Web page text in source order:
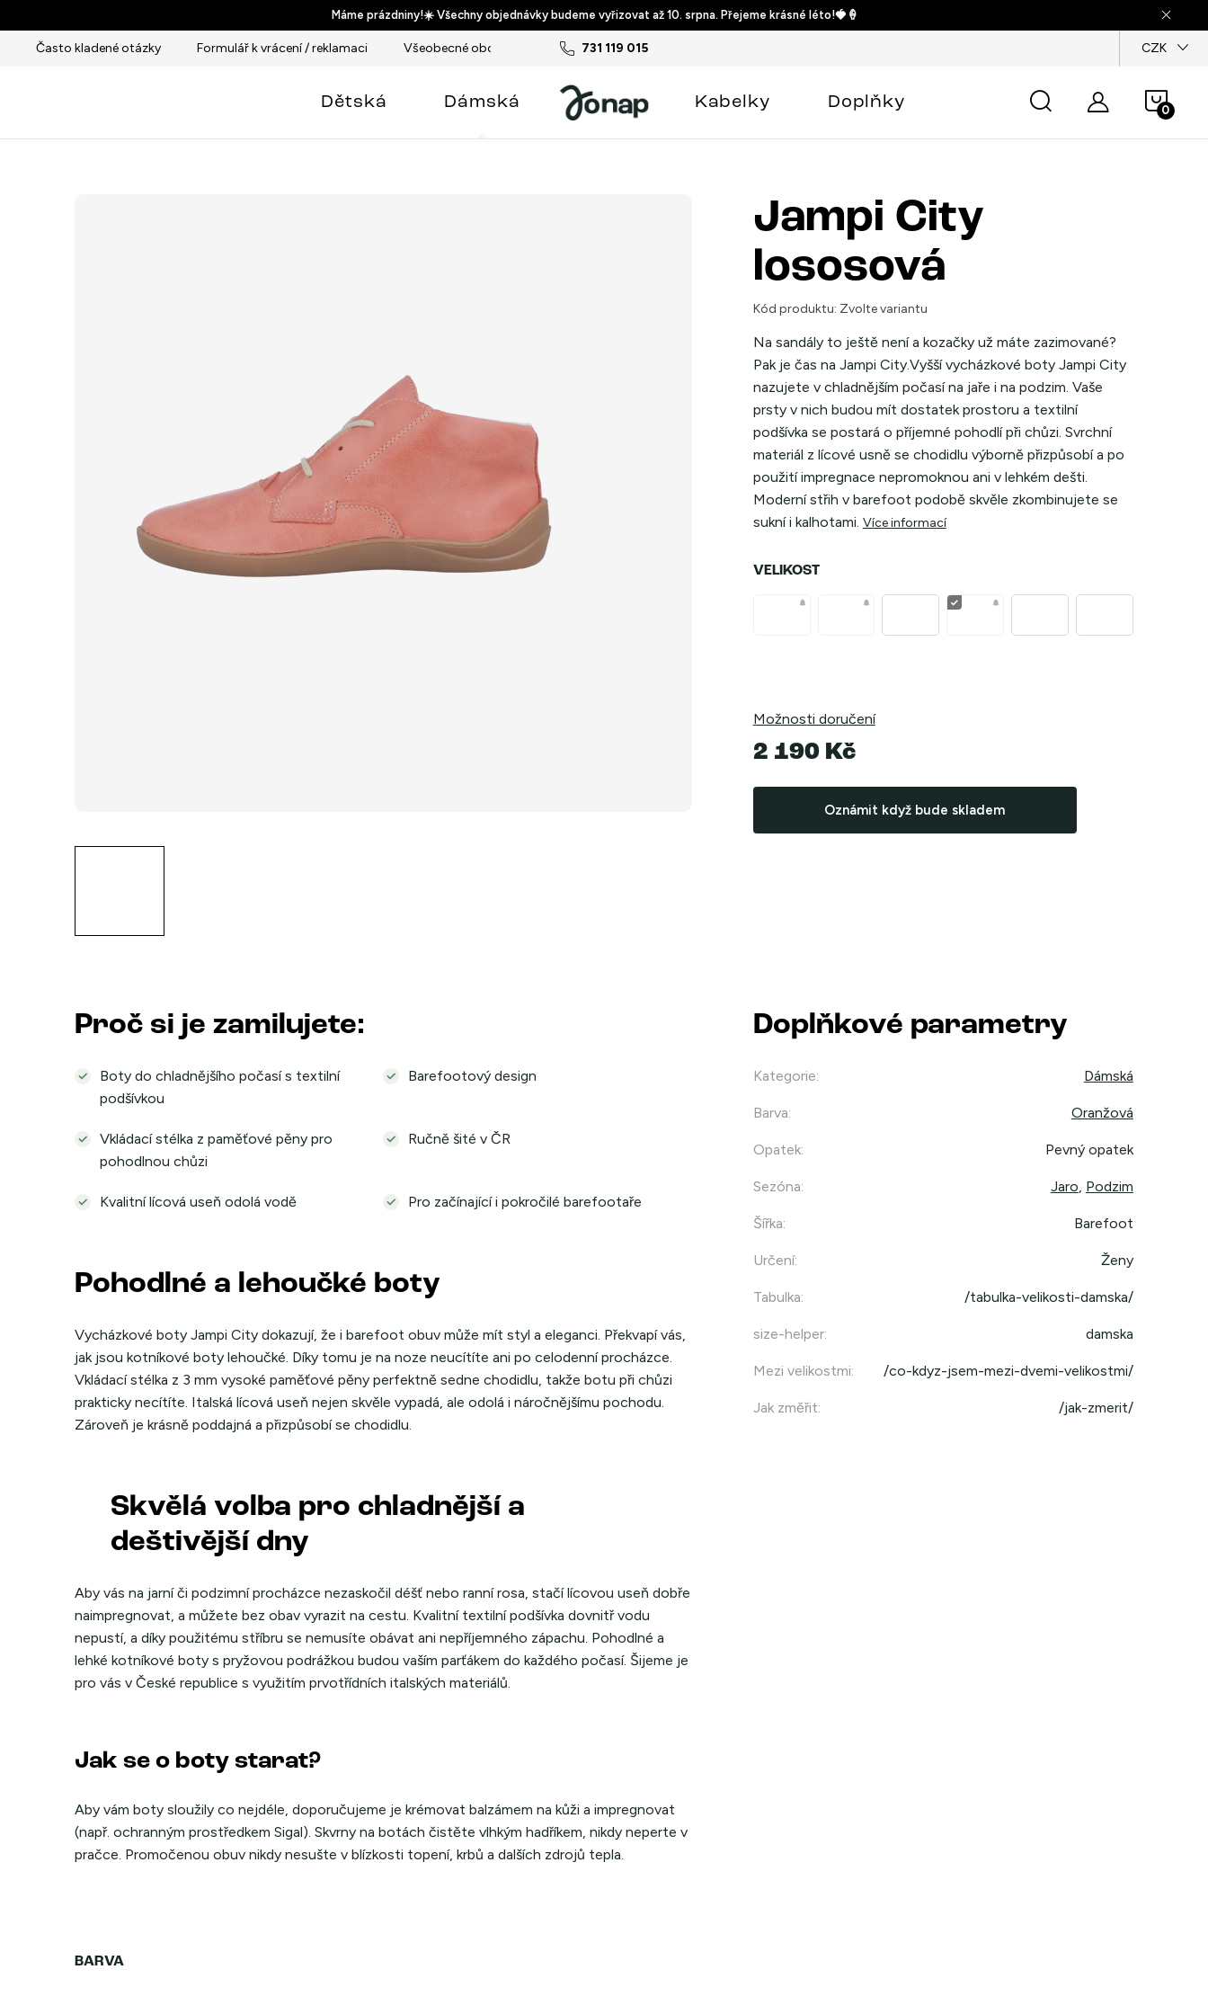
na
obsah
Máme prázdniny!☀️ Všechny objednávky budeme vyřizovat až 10. srpna. Přejeme krásné léto!🍓🍦
731 119 015
Často kladené otázky Formulář k vrácení / reklamaci Všeobecné obchodní podmínky Podmínky ochrany osobních údajů CZK
košík
Dětská Dámská Kabelky Doplňky
Jampi City
lososová
Kód produktu: Zvolte variantu
Na sandály to ještě není a kozačky už máte zazimované?
Pak je čas na Jampi City.Vyšší vycházkové boty Jampi City
nazujete v chladnějším počasí na jaře i na podzim. Vaše
prsty v nich budou mít dostatek prostoru a textilní
podšívka se postará o příjemné pohodlí při chůzi. Svrchní
materiál z lícové usně se chodidlu výborně přizpůsobí a po
použitíimpregnace nepromoknou ani v lehkém dešti.
Moderní střih v barefoot podobě skvěle zkombinujete se
sukní i kalhotami. Více informací
VELIKOST
Možnosti doručení
2 190 Kč
Oznámit když bude skladem
Proč si je zamilujete:
Boty do chladnějšího počasí s textilní
podšívkou
Barefootový design
Vkládací stélka z paměťové pěny pro
pohodlnou chůzi
Ručně šité v ČR
Kvalitní lícová useň odolá vodě Pro začínající i pokročilé barefootaře
Pohodlné a lehoučké boty
Vycházkové boty Jampi City dokazují, že i barefoot obuv může mít styl a eleganci. Překvapí vás,
jak jsou kotníkové boty lehoučké. Díky tomu je na noze neucítíte ani po celodenní procházce.
Vkládací stélka z 3 mm vysoké paměťové pěny perfektně sedne chodidlu, takže botu při chůzi
prakticky necítíte. Italská lícová useň nejen skvěle vypadá, ale odolá i náročnějšímu pochodu.
Zároveň je krásně poddajná a přizpůsobí se chodidlu.
Skvělá volba pro chladnější a
deštivější dny
Aby vás na jarní či podzimní procházce nezaskočil déšť nebo ranní rosa, stačí lícovou useň dobře
naimpregnovat, a můžete bez obav vyrazit na cestu. Kvalitní textilní podšívka dovnitř vodu
nepustí, a díky použitému stříbru se nemusíte obávat ani nepříjemného zápachu. Pohodlné a
lehké kotníkové boty s pryžovou podrážkou budou vaším parťákem do každého počasí. Šijeme je
pro vás v České republice s využitím prvotřídních italských materiálů.
Jak se o boty starat?
Aby vám boty sloužily co nejdéle, doporučujeme je krémovat balzámem na kůži a impregnovat
(např. ochranným prostředkem Sigal). Skvrny na botách čistěte vlhkým hadříkem, nikdy neperte v
pračce. Promočenou obuv nikdy nesušte v blízkosti topení, krbů a dalších zdrojů tepla.
Doplňkové parametry
Kategorie: Dámská
Barva: Oranžová
Opatek: Pevný opatek
Sezóna: Jaro Podzim
Šířka: Barefoot
Určení: Ženy
Tabulka: /tabulka-velikosti-damska/
size-helper: damska
Mezi velikostmi: /co-kdyz-jsem-mezi-dvemi-velikostmi/
Jak změřit: /jak-zmerit/